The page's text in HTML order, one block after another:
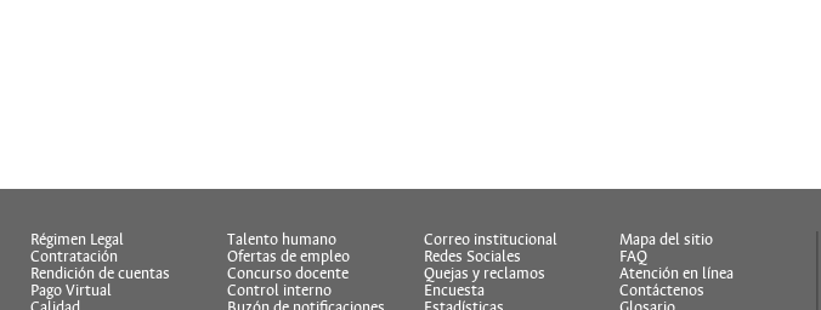
Régimen Legal
Talento humano
Contratación
Ofertas de empleo
Rendición de cuentas
Concurso docente
Pago Virtual
Control interno
Correo institucional
Mapa del sitio
Redes Sociales
FAQ
Quejas y reclamos
Atención en línea
Encuesta
Contáctenos